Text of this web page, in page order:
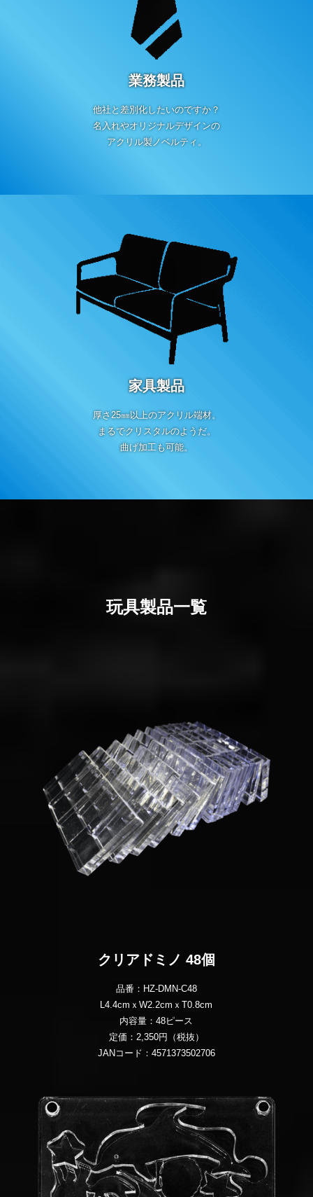
業務製品
他社と差別化したいのですか？
名入れやオリジナルデザインの
アクリル製ノベルティ。
家具製品
厚さ25㎜以上のアクリル端材。
まるでクリスタルのようだ。
曲げ加工も可能。
玩具製品一覧
クリアドミノ 48個
品番：HZ-DMN-C48
L4.4cmｘW2.2cmｘT0.8cm
内容量：48ピース
定価：2,350円（税抜）
JANコード：4571373502706